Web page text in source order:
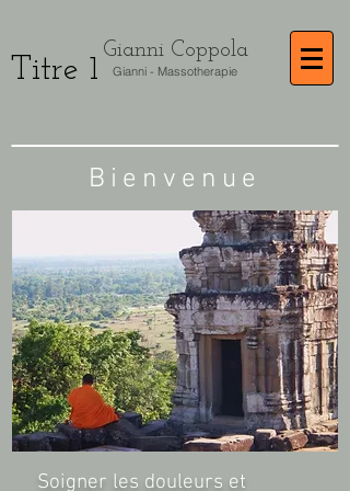
Gianni Coppola
Gianni - Massotherapie
Titre 1
Bienvenue
Soigner les douleurs et